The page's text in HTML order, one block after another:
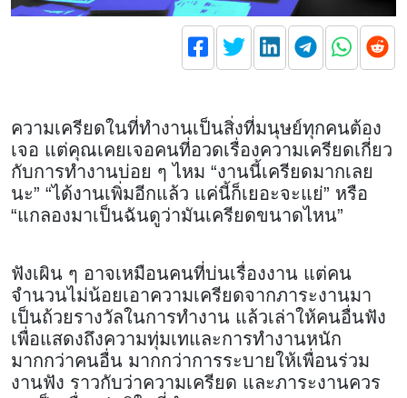
ความเครียดในที่ทำงานเป็นสิ่งที่มนุษย์ทุกคนต้อง
เจอ แต่คุณเคยเจอคนที่อวดเรื่องความเครียดเกี่ยว
กับการทำงานบ่อย ๆ ไหม “งานนี้เครียดมากเลย
นะ” “ได้งานเพิ่มอีกแล้ว แค่นี้ก็เยอะจะแย่” หรือ
“แกลองมาเป็นฉันดูว่ามันเครียดขนาดไหน”
ฟังเผิน ๆ อาจเหมือนคนที่บ่นเรื่องงาน แต่คน
จำนวนไม่น้อยเอาความเครียดจากภาระงานมา
เป็นถ้วยรางวัลในการทำงาน แล้วเล่าให้คนอื่นฟัง
เพื่อแสดงถึงความทุ่มเทและการทำงานหนัก
มากกว่าคนอื่น มากกว่าการระบายให้เพื่อนร่วม
งานฟัง ราวกับว่าความเครียด และภาระงานควร